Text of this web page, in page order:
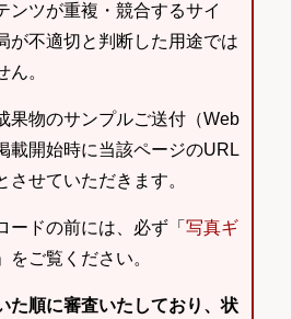
ツが重複・競合するサイ
が不適切と判断した用途では
ん。
果物のサンプルご送付（Web
載開始時に当該ページのURL
させていただきます。
ドの前には、必ず「 写真ギ
」をご覧ください。
た順に審査いたしており、状